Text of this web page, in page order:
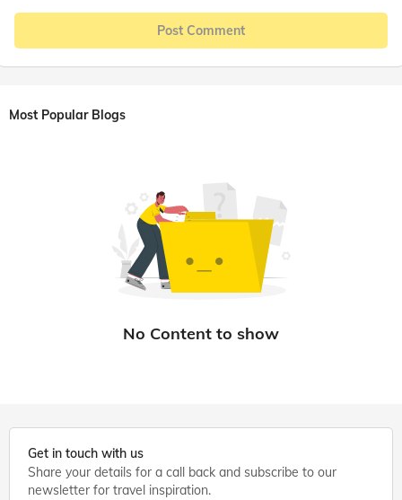
Post Comment
Most Popular Blogs
Get in touch with us
Share your details for a call back and subscribe to our
newsletter for travel inspiration.